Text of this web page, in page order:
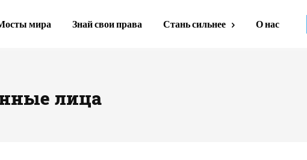
мира Знай свои права Стань сильнее О нас
лица